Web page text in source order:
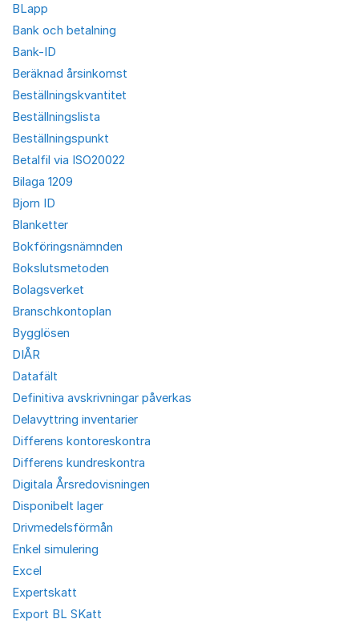
BLapp
Bank och betalning
Bank-ID
Beräknad årsinkomst
Beställningskvantitet
Beställningslista
Beställningspunkt
Betalfil via ISO20022
Bilaga 1209
Bjorn ID
Blanketter
Bokföringsnämnden
Bokslutsmetoden
Bolagsverket
Branschkontoplan
Bygglösen
DIÅR
Datafält
Definitiva avskrivningar påverkas
Delavyttring inventarier
Differens kontoreskontra
Differens kundreskontra
Digitala Årsredovisningen
Disponibelt lager
Drivmedelsförmån
Enkel simulering
Excel
Expertskatt
Export BL SKatt